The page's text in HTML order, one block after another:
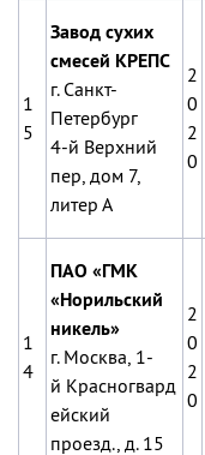
1
5
Завод сухих
смесей КРЕПС
г. Санкт-
Петербург
4-й Верхний
пер, дом 7,
литер А
2
0
2
0
1
4
ПАО «ГМК
«Норильский
никель»
г. Москва, 1-
й Красногвард
ейский
проезд., д. 15
2
0
2
0